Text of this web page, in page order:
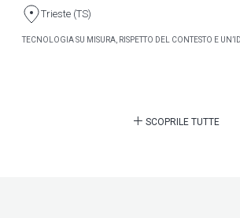
Trieste (TS)
TECNOLOGIA SU MISURA, RISPETTO DEL CONTESTO E
SCOPRILE TUTTE